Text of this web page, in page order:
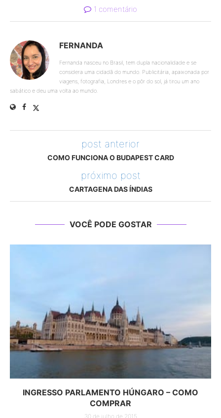
1 comentário
FERNANDA
Fernanda nasceu no Brasil, tem dupla nacionalidade e se
considera uma cidadã do mundo. Publicitária, apaixonada por
viagens, fotografia, Londres e o pôr do sol, já tirou um ano
sabático e deu uma volta ao mundo.
post anterior
COMO FUNCIONA O BUDAPEST CARD
próximo post
CARTAGENA DAS ÍNDIAS
VOCÊ PODE GOSTAR
INGRESSO PARLAMENTO HÚNGARO – COMO
COMPRAR
30 de julho de 2015